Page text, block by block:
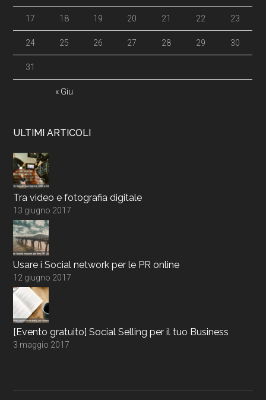
« Giu
17 18 19 20 21 22 23
24 25 26 27 28 29 30
31
ULTIMI ARTICOLI
Tra video e fotografia digitale
13 giugno 2017
Usare i Social network per le PR online
12 giugno 2017
[Evento gratuito] Social Selling per il tuo Business
3 maggio 2017